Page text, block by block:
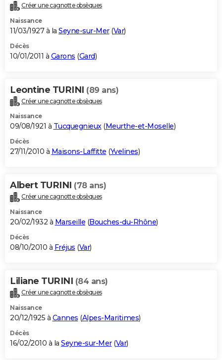
Créer une cagnotte obsèques
Naissance
11/03/1927 à la Seyne-sur-Mer(Var)
Décès
10/01/2011 à Garons (Gard)
Leontine TURINI (89 ans)
Créer une cagnotte obsèques
Naissance
09/08/1921 à Tucquegnieux(Meurthe-et-Moselle)
Décès
27/11/2010 à Maisons-Laffitte (Yvelines)
Albert TURINI (78 ans)
Créer une cagnotte obsèques
Naissance
20/02/1932 à Marseille (Bouches-du-Rhône)
Décès
08/10/2010 à Fréjus (Var)
Liliane TURINI (84 ans)
Créer une cagnotte obsèques
Naissance
20/12/1925 à Cannes (Alpes-Maritimes)
Décès
16/02/2010 à la Seyne-sur-Mer(Var)